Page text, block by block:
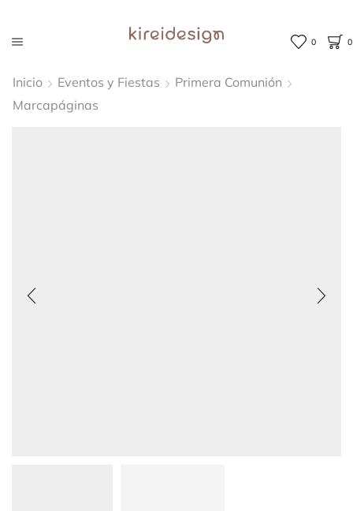
0 0
Inicio Eventos y Fiestas
Primera Comunión
Marcapáginas